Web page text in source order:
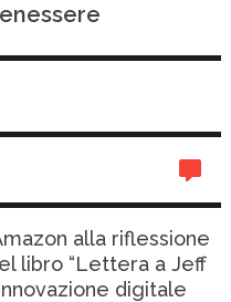
alla riflessione
libro “Lettera a Jeff
digitale